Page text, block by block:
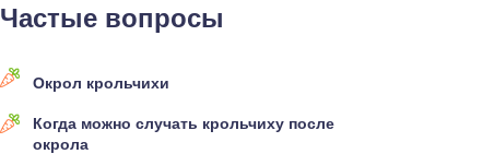
Частые вопросы
Окрол крольчихи
Когда можно случать крольчиху после
окрола